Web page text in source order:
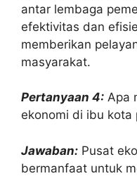
antar lembaga
efektivitas dan
memberikan
masyarakat.
Pertanyaan 4: Apa
ekonomi di ibu kota
Jawaban: Pusat
bermanfaat untuk